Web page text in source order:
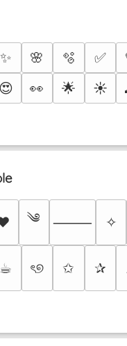
✨ 🌸 🫧 ✅
😍 👀 🌟 ☀️
༄ ⸻ ✧
☕︎ ৎ୭ ✩ ✰